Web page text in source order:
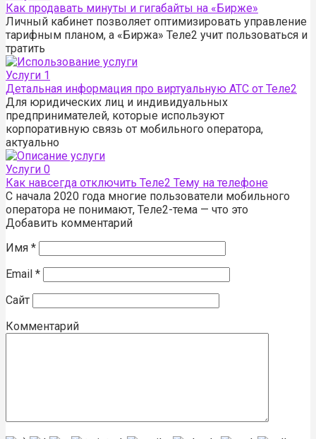
Как продавать минуты и гигабайты на «Бирже»
Личный кабинет позволяет оптимизировать управление
тарифным планом, а «Биржа» Теле2 учит пользоваться и
тратить
Услуги 1
Детальная информация про виртуальную АТС от Теле2
Для юридических лиц и индивидуальных
предпринимателей, которые используют
корпоративную связь от мобильного оператора,
актуально
Услуги 0
Как навсегда отключить Теле2 Тему на телефоне
С начала 2020 года многие пользователи мобильного
оператора не понимают, Теле2-тема — что это
Добавить комментарий
Имя *
Email *
Сайт
Комментарий